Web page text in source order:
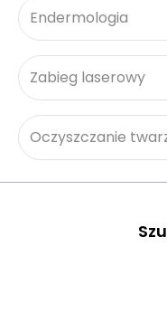
Endermologia
Zabieg laserowy
Oczyszczanie